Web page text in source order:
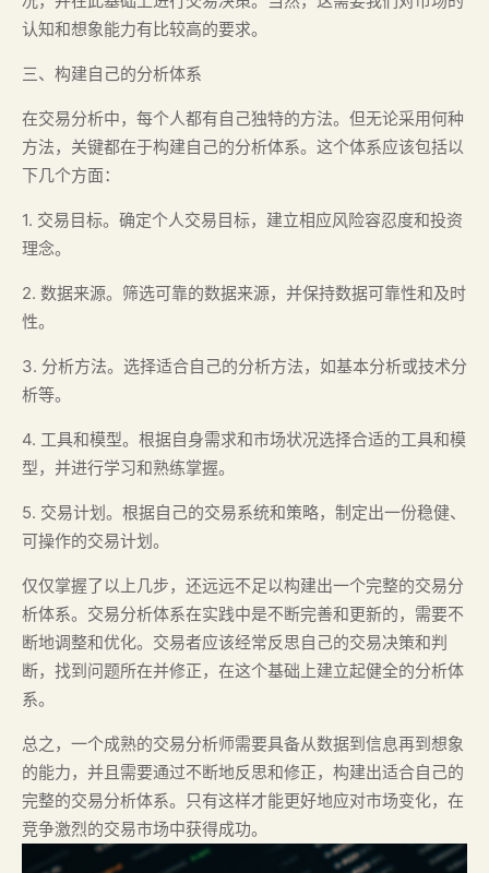
认知和想象能力有比较高的要求。
三、构建自己的分析体系
在交易分析中，每个人都有自己独特的方法。但无论采用何种
方法，关键都在于构建自己的分析体系。这个体系应该包括以
下几个方面：
1. 交易目标。确定个人交易目标，建立相应风险容忍度和投资
理念。
2. 数据来源。筛选可靠的数据来源，并保持数据可靠性和及时
性。
3. 分析方法。选择适合自己的分析方法，如基本分析或技术分
析等。
4. 工具和模型。根据自身需求和市场状况选择合适的工具和模
型，并进行学习和熟练掌握。
5. 交易计划。根据自己的交易系统和策略，制定出一份稳健、
可操作的交易计划。
仅仅掌握了以上几步，还远远不足以构建出一个完整的交易分
析体系。交易分析体系在实践中是不断完善和更新的，需要不
断地调整和优化。交易者应该经常反思自己的交易决策和判
断，找到问题所在并修正，在这个基础上建立起健全的分析体
系。
总之，一个成熟的交易分析师需要具备从数据到信息再到想象
的能力，并且需要通过不断地反思和修正，构建出适合自己的
完整的交易分析体系。只有这样才能更好地应对市场变化，在
竞争激烈的交易市场中获得成功。